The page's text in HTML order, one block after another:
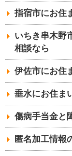
指宿市にお住
いちき串木野
相談なら
伊佐市にお住
垂水にお住ま
傷病手当金と
匿名加工情報